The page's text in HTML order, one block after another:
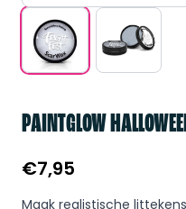
PAINTGLOW
€7,95
Maak realistische